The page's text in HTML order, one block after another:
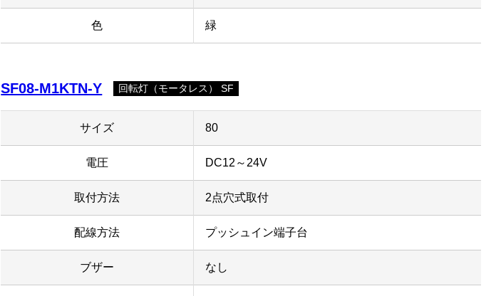
色 緑
SF08-M1KTN-Y 回転灯（モータレス） SF
サイズ 80
電圧 DC12～24V
取付方法 2点穴式取付
配線方法 プッシュイン端子台
ブザー なし